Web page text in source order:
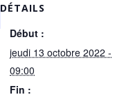
DÉTAILS
Début :
jeudi 13 octobre 2022 -
09:00
Fin :